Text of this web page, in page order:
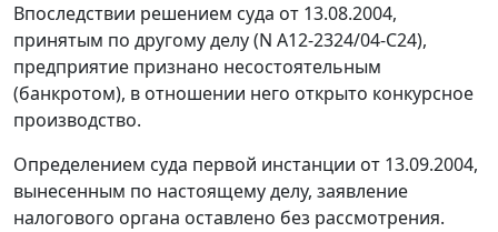
Впоследствии решением суда от 13.08.2004,
принятым по другому делу (N А12-2324/04-С24),
предприятие признано несостоятельным
(банкротом), в отношении него открыто конкурсное
производство.
Определением суда первой инстанции от 13.09.2004,
вынесенным по настоящему делу, заявление
налогового органа оставлено без рассмотрения.